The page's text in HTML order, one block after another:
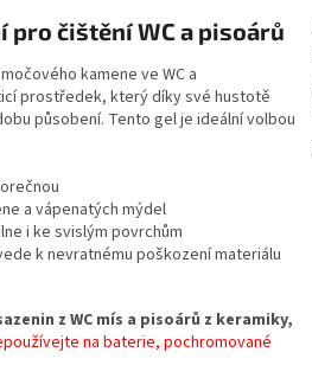
pro čištění WC a pisoárů
kamene ve WC a
prostředek, který díky své hustotě
působení. Tento gel je ideální volbou
a vápenatých mýdel
i ke svislým povrchům
k nevratnému poškození materiálu
z WC mís a pisoárů z keramiky,
na baterie, pochromované